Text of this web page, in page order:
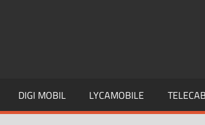
DIGI MOBIL LYCAMOBILE